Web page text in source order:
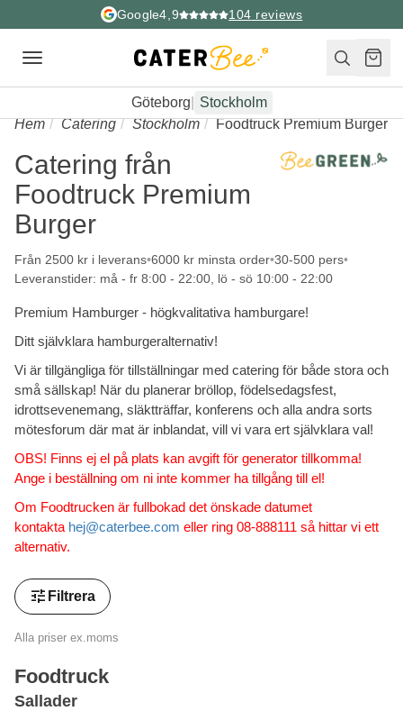
Google4,9 104 reviews
Toggle
Göteborg
Stockholm
Hem
Catering Stockholm Foodtruck Premium Burger
Catering från
Foodtruck Premium
Burger
Från 2500 kr i leverans 6000 kr minsta order 30-500 pers
Leveranstider: må - fr 8:00 - 22:00, lö - sö 10:00 - 22:00
Premium Hamburger - högkvalitativa hamburgare!
Ditt självklara hamburgeralternativ!
Vi är tillgängliga för tillställningar med catering för både stora och
små sällskap! När du planerar bröllop, födelsedagsfest,
idrottsevenemang, släktträffar, konferens och alla andra sorts
mötesforum där mat är inblandat, vill vi vara ert självklara val!
OBS! Finns ej el på plats kan avgift för generator tillkomma!
Ange i beställning om ni inte kommer ha tillgång till el!
Om Foodtrucken är fullbokad det önskade datumet
kontakta hej@caterbee.com eller ring 08-888111 så hittar vi ett
alternativ.
tune Filtrera
Alla priser ex.moms
Foodtruck
Sallader